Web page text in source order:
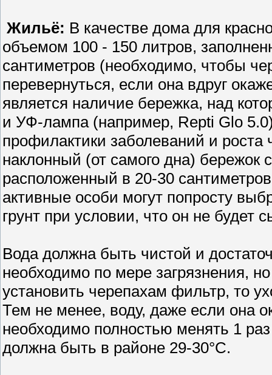
Жильё: В качестве дома для
объемом 100 - 150 литров,
сантиметров (необходимо, чтобы
перевернуться, если она вдруг
является наличие бережка, над
и УФ-лампа (например, Repti Glo
профилактики заболеваний и
наклонный (от самого дна)
расположенный в 20-30
активные особи могут попросту
грунт при условии, что он не будет
Вода должна быть чистой и
необходимо по мере загрязнения,
установить черепахам фильтр, то
Тем не менее, воду, даже если она
необходимо полностью менять 1
должна быть в районе 29-30°С.